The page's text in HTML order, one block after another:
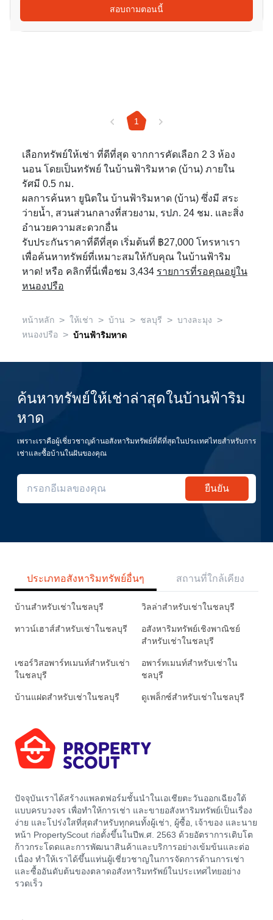
สอบถามตอนนี้
1
เลือกทรัพย์ให้เช่า ที่ดีที่สุด จากการคัดเลือก 2 3 ห้อง
นอน โดยเป็นทรัพย์ ในบ้านฟ้าริมหาด (บ้าน) ภายใน
รัศมี 0.5 กม.
ผลการค้นหา ยูนิตใน บ้านฟ้าริมหาด (บ้าน) ซึ่งมี สระ
ว่ายน้ำ, สวนส่วนกลางที่สวยงาม, รปภ. 24 ชม. และสิ่ง
อำนวยความสะดวกอื่น
รับประกันราคาที่ดีที่สุด เริ่มต้นที่ ฿27,000 โทรหาเรา
เพื่อค้นหาทรัพย์ที่เหมาะสมให้กับคุณ ในบ้านฟ้าริม
หาด! หรือ คลิกที่นี่เพื่อชม 3,434 รายการที่รอคุณอยู่ใน
หนองปรือ
หน้าหลัก > ให้เช่า > บ้าน > ชลบุรี > บางละมุง >
หนองปรือ > บ้านฟ้าริมหาด
ค้นหาทรัพย์ให้เช่าล่าสุดในบ้านฟ้าริม
หาด
เพราะเราคือผู้เชี่ยวชาญด้านอสังหาริมทรัพย์ที่ดีที่สุดในประเทศไทยสำหรับการ
เช่าและซื้อบ้านในฝันของคุณ
ยืนยัน
ประเภทอสังหาริมทรัพย์อื่นๆ สถานที่ใกล้เคียง
บ้านสำหรับเช่าในชลบุรี วิลล่าสำหรับเช่าในชลบุรี
ทาวน์เฮาส์สำหรับเช่าในชลบุรี
อสังหาริมทรัพย์เชิงพาณิชย์
สำหรับเช่าในชลบุรี
เซอร์วิสอพาร์ทเมนท์สำหรับเช่า
ในชลบุรี
อพาร์ทเมนท์สำหรับเช่าใน
ชลบุรี
บ้านแฝดสำหรับเช่าในชลบุรี ดูเพล็กซ์สำหรับเช่าในชลบุรี
ปัจจุบันเราได้สร้างแพลตฟอร์มชั้นนำในเอเชียตะวันออกเฉียงใต้
แบบครบวงจร เพื่อทำให้การเช่า และขายอสังหาริมทรัพย์เป็นเรื่อง
ง่าย และโปร่งใสที่สุดสำหรับทุกคนทั้งผู้เช่า, ผู้ซื้อ, เจ้าของ และนาย
หน้า PropertyScout ก่อตั้งขึ้นในปีพ.ศ. 2563 ด้วยอัตราการเติบโต
ก้าวกระโดดและการพัฒนาสินค้าและบริการอย่างเข้มข้นและต่อ
เนื่อง ทำให้เราได้ขึ้นแท่นผู้เชี่ยวชาญในการจัดการด้านการเช่า
และซื้ออันดับต้นของตลาดอสังหาริมทรัพย์ในประเทศไทยอย่าง
รวดเร็ว